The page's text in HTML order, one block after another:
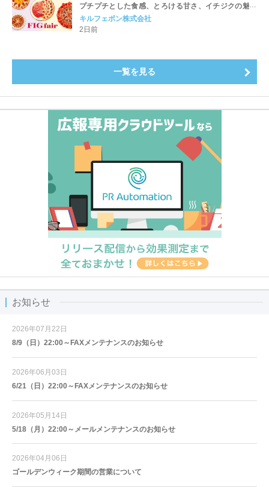
プチプチとした食感、とろける甘さ、イチジクの魅力
をたっぷりと。新作を含め、イチジク尽くしの全4種が
登場8月20日（木）スタート
キルフェボン株式会社
2日前
一覧を見る
お知らせ
2026年07月22日
8/9（日）22:00～FAXメンテナンスのお知らせ
2026年06月03日
6/21（日）22:00～FAXメンテナンスのお知らせ
2026年05月14日
5/18（月）22:00～メールメンテナンスのお知らせ
2026年04月06日
ゴールデンウィーク期間の営業について